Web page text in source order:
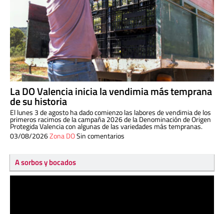
La DO Valencia inicia la vendimia más temprana
de su historia
El lunes 3 de agosto ha dado comienzo las labores de vendimia de los
primeros racimos de la campaña 2026 de la Denominación de Origen
Protegida Valencia con algunas de las variedades más tempranas.
03/08/2026Zona DOSin comentarios
A sorbos y bocados